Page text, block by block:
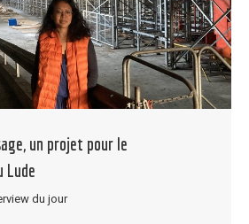
un projet pour le
Lude
du jour